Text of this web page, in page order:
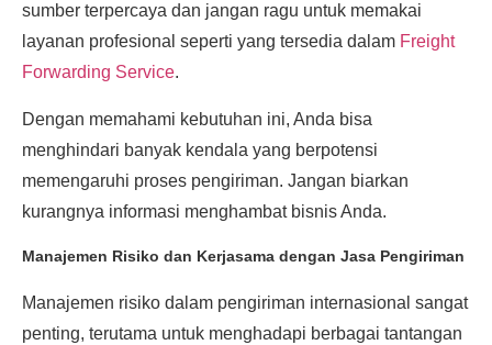
sumber terpercaya dan jangan ragu untuk memakai
layanan profesional seperti yang tersedia dalam Freight
Forwarding Service.
Dengan memahami kebutuhan ini, Anda bisa
menghindari banyak kendala yang berpotensi
memengaruhi proses pengiriman. Jangan biarkan
kurangnya informasi menghambat bisnis Anda.
Manajemen Risiko dan Kerjasama dengan Jasa Pengiriman
Manajemen risiko dalam pengiriman internasional sangat
penting, terutama untuk menghadapi berbagai tantangan